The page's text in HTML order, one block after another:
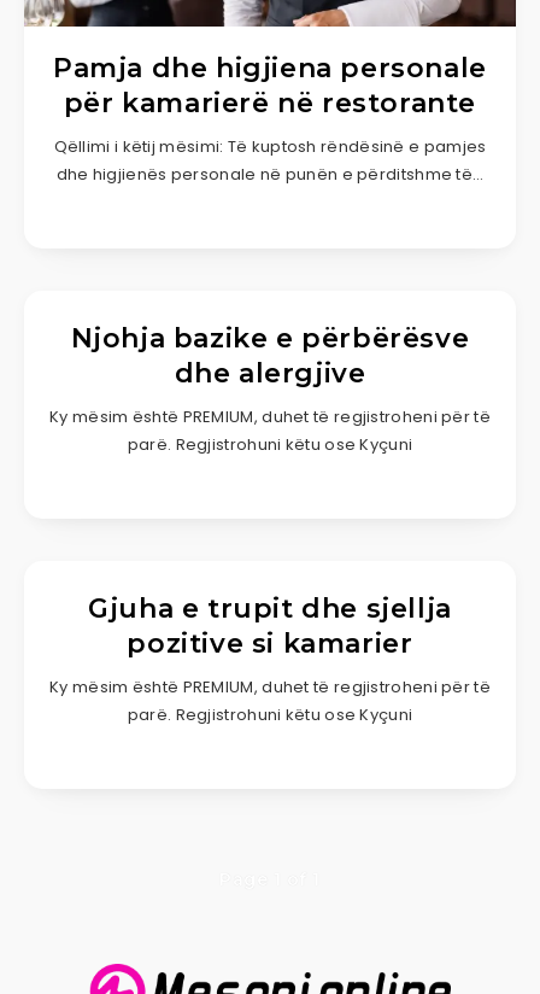
Pamja dhe higjiena personale
për kamarierë në restorante
Qëllimi i këtij mësimi: Të kuptosh rëndësinë e pamjes
dhe higjienës personale në punën e përditshme të…
Njohja bazike e përbërësve
dhe alergjive
Ky mësim është PREMIUM, duhet të regjistroheni për të
parë. Regjistrohuni këtu ose Kyçuni
Gjuha e trupit dhe sjellja
pozitive si kamarier
Ky mësim është PREMIUM, duhet të regjistroheni për të
parë. Regjistrohuni këtu ose Kyçuni